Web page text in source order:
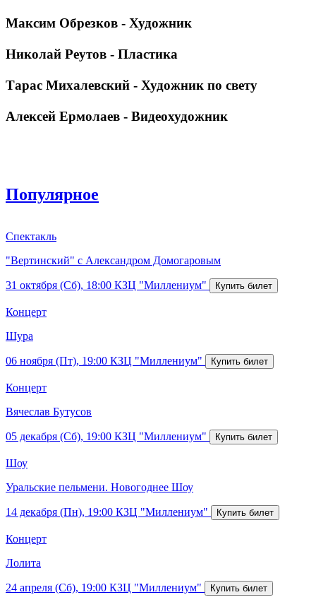
Максим Обрезков - Художник
Николай Реутов - Пластика
Тарас Михалевский - Художник по свету
Алексей Ермолаев - Видеохудожник
Популярное
Спектакль
"Вертинский" с Александром Домогаровым
31 октября (Сб), 18:00 КЗЦ "Миллениум"
Концерт
Шура
06 ноября (Пт), 19:00 КЗЦ "Миллениум"
Концерт
Вячеслав Бутусов
05 декабря (Сб), 19:00 КЗЦ "Миллениум"
Шоу
Уральские пельмени. Новогоднее Шоу
14 декабря (Пн), 19:00 КЗЦ "Миллениум"
Концерт
Лолита
24 апреля (Сб), 19:00 КЗЦ "Миллениум"